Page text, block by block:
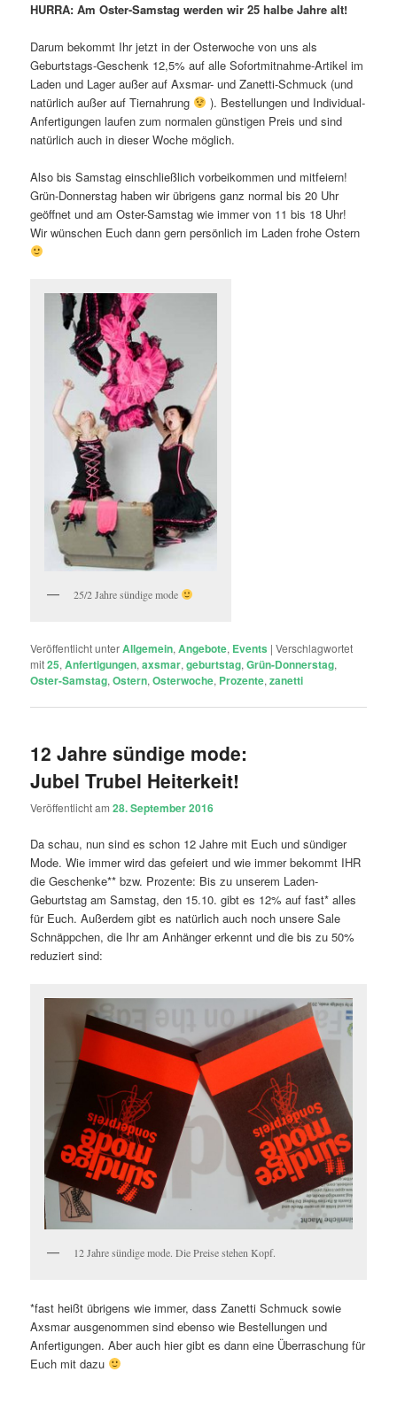
HURRA: Am Oster-Samstag werden wir 25 halbe Jahre alt!
Darum bekommt Ihr jetzt in der Osterwoche von uns als
Geburtstags-Geschenk 12,5% auf alle Sofortmitnahme-Artikel im
Laden und Lager außer auf Axsmar- und Zanetti-Schmuck (und
natürlich außer auf Tiernahrung
). Bestellungen und Individual-
Anfertigungen laufen zum normalen günstigen Preis und sind
natürlich auch in dieser Woche möglich.
Also bis Samstag einschließlich vorbeikommen und mitfeiern!
Grün-Donnerstag haben wir übrigens ganz normal bis 20 Uhr
geöffnet und am Oster-Samstag wie immer von 11 bis 18 Uhr!
Wir wünschen Euch dann gern persönlich im Laden frohe Ostern
25/2 Jahre sündige mode
Veröffentlicht unterAllgemein,Angebote, Events |Verschlagwortet
mit25,Anfertigungen,axsmar,geburtstag,Grün-Donnerstag,
Oster-Samstag,Ostern,Osterwoche, Prozente,zanetti
12 Jahre sündige mode:
Jubel Trubel Heiterkeit!
Veröffentlicht am28. September 2016
Da schau, nun sind es schon 12 Jahre mit Euch und sündiger
Mode. Wie immer wird das gefeiert und wie immer bekommt IHR
die Geschenke** bzw. Prozente: Bis zu unserem Laden-
Geburtstag am Samstag, den 15.10. gibt es 12% auf fast* alles
für Euch. Außerdem gibt es natürlich auch noch unsere Sale
Schnäppchen, die Ihr am Anhänger erkennt und die bis zu 50%
reduziert sind:
12 Jahre sündige mode. Die Preise stehen Kopf.
*fast heißt übrigens wie immer, dass Zanetti Schmuck sowie
Axsmar ausgenommen sind ebenso wie Bestellungen und
Anfertigungen. Aber auch hier gibt es dann eine Überraschung für
Euch mit dazu